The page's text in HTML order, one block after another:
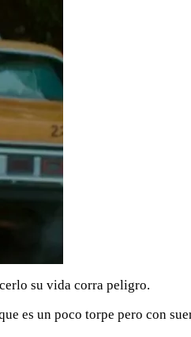
su vida corra peligro.
es un poco torpe pero con